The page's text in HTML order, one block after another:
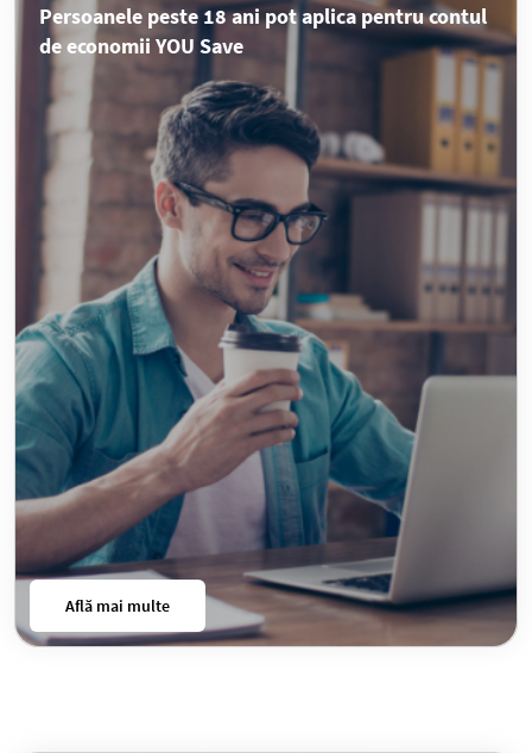
Persoanele peste 18 ani pot aplica pentru contul
de economii YOU Save
Află mai multe